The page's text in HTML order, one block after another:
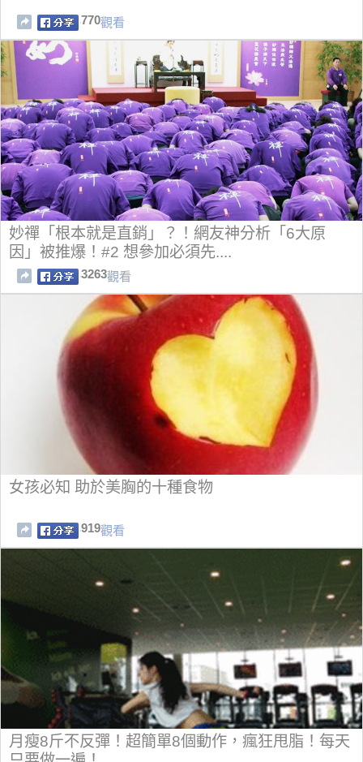
770觀看
妙禪「根本就是直銷」？！網友神分析「6大原
因」被推爆！#2 想參加必須先....
3263觀看
女孩必知 助於美胸的十種食物
919觀看
月瘦8斤不反彈！超簡單8個動作，瘋狂甩脂！每天